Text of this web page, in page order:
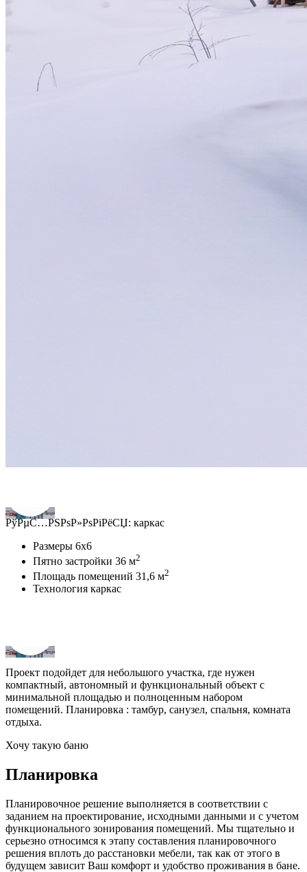
РўРµС…РЅРѕР»РѕРіРёСЏ: каркас
Размеры 6х6
Пятно застройки 36 м2
Площадь помещений 31,6 м2
Технология каркас
Проект подойдет для небольшого участка, где нужен
компактный, автономный и функциональный объект с
минимальной площадью и полноценным набором
помещений. Планировка : тамбур, санузел, спальня, комната
отдыха.
Хочу такую баню
Планировка
Планировочное решение выполняется в соответствии с
заданием на проектирование, исходными данными и с учетом
функционального зонирования помещений. Мы тщательно и
серьезно относимся к этапу составления планировочного
решения вплоть до расстановки мебели, так как от этого в
будущем зависит Ваш комфорт и удобство проживания в бане.